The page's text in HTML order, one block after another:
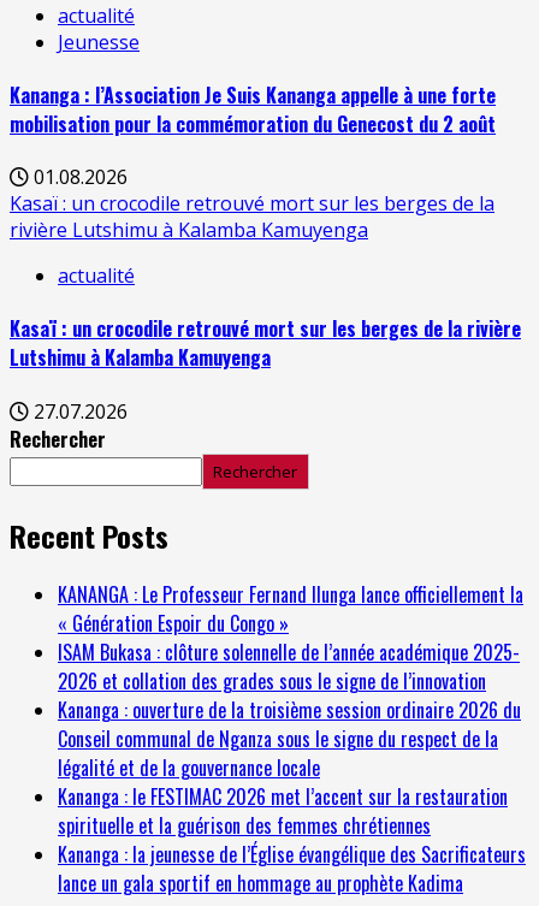
actualité
Jeunesse
Kananga : l’Association Je Suis Kananga appelle à une forte
mobilisation pour la commémoration du Genecost du 2 août
01.08.2026
Kasaï : un crocodile retrouvé mort sur les berges de la
rivière Lutshimu à Kalamba Kamuyenga
actualité
Kasaï : un crocodile retrouvé mort sur les berges de la rivière
Lutshimu à Kalamba Kamuyenga
27.07.2026
Rechercher
Rechercher
Recent Posts
KANANGA : Le Professeur Fernand Ilunga lance officiellement la
« Génération Espoir du Congo »
ISAM Bukasa : clôture solennelle de l’année académique 2025-
2026 et collation des grades sous le signe de l’innovation
Kananga : ouverture de la troisième session ordinaire 2026 du
Conseil communal de Nganza sous le signe du respect de la
légalité et de la gouvernance locale
Kananga : le FESTIMAC 2026 met l’accent sur la restauration
spirituelle et la guérison des femmes chrétiennes
Kananga : la jeunesse de l’Église évangélique des Sacrificateurs
lance un gala sportif en hommage au prophète Kadima